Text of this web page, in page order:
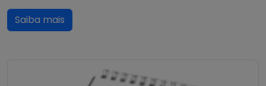
Saiba mais